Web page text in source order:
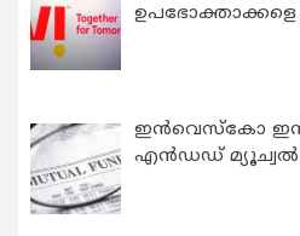
ഉപഭോക്താക്കളെ
ഇന്‍വെസ്കോ
എന്‍ഡഡ്